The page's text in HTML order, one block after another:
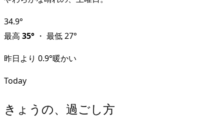
34.9°
最高 35° ・ 最低27°
昨日より 0.9°暖かい
Today
きょうの、過ごし方